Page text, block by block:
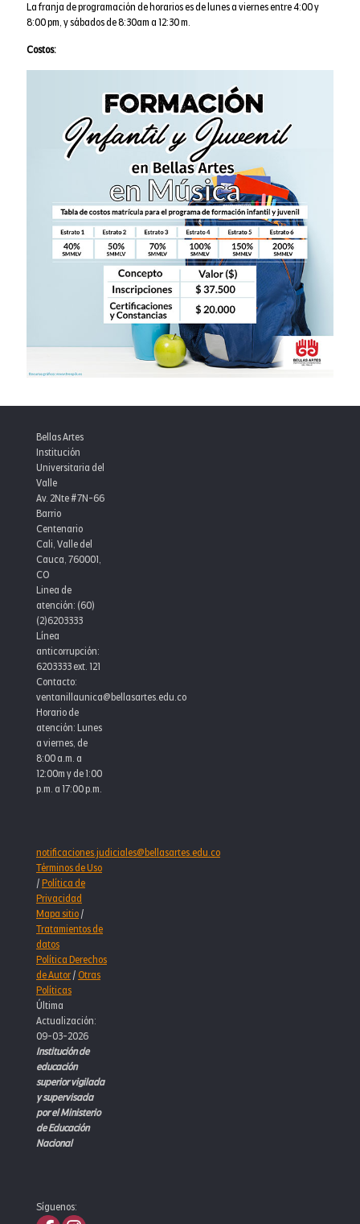
La franja de programación de horarios es de lunes a viernes entre 4:00 y
8:00 pm, y sábados de 8:30am a 12:30 m.
Costos:
Bellas Artes
Institución
Universitaria del
Valle
Av. 2Nte #7N-66
Barrio
Centenario
Cali, Valle del
Cauca, 760001,
CO
Linea de
atención: (60)
(2)6203333
Línea
anticorrupción:
6203333 ext. 121
Contacto:
ventanillaunica@bellasartes.edu.co
Horario de
atención: Lunes
a viernes, de
8:00 a.m. a
12:00m y de 1:00
p.m. a 17:00 p.m.
notificaciones.judiciales@bellasartes.edu.co
Términos de Uso
/Política de
Privacidad
Mapa sitio/
Tratamientos de
datos
Política Derechos
de Autor/Otras
Políticas
Última
Actualización:
09-03-2026
Institución de
educación
superior vigilada
y supervisada
por el Ministerio
de Educación
Nacional
Síguenos: